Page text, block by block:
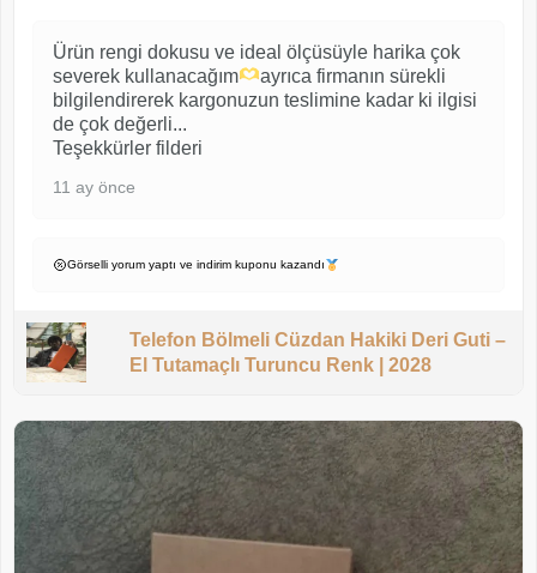
Ürün rengi dokusu ve ideal ölçüsüyle harika çok
severek kullanacağım
ayrıca firmanın sürekli
bilgilendirerek kargonuzun teslimine kadar ki ilgisi
de çok değerli...
Teşekkürler filderi
11 ay önce
Görselli yorum yaptı ve indirim kuponu kazandı
Telefon Bölmeli Cüzdan Hakiki Deri Guti –
El Tutamaçlı Turuncu Renk | 2028